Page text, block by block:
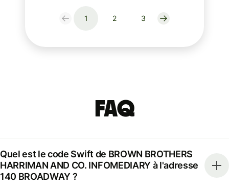
1 2 3
FAQ
Quel est le code Swift de BROWN BROTHERS
HARRIMAN AND CO. INFOMEDIARY à l'adresse
140 BROADWAY ?